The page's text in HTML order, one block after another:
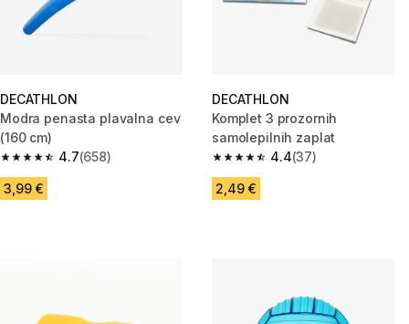
DECATHLON
Modra penasta plavalna cev
(160 cm)
4.7
4.7 od 5 zvezdic from 658 ocene
(658)
3,99 €
DECATHLON
Komplet 3 prozornih
samolepilnih zaplat
4.4
4.4 od 5 zvezdic from 37
(37)
2,49 €